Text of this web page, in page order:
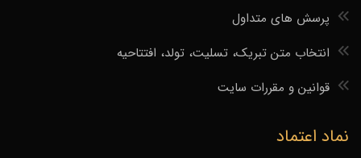
پرسش های متداول
انتخاب متن تبریک، تسلیت، تولد، افتتاحیه
قوانین و مقررات سایت
نماد اعتماد